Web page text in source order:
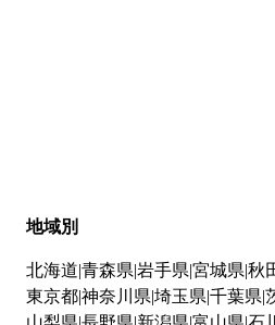
地域別
北海道 青森県 岩手県 宮城県 秋
東京都神奈川県 埼玉県 千葉県